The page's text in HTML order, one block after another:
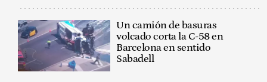
Un camión de basuras
volcado corta la C-58 en
Barcelona en sentido
Sabadell